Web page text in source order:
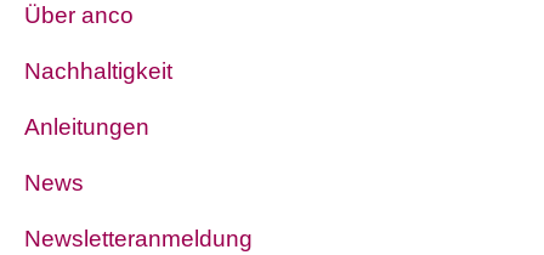
Über anco
Nachhaltigkeit
Anleitungen
News
Newsletteranmeldung